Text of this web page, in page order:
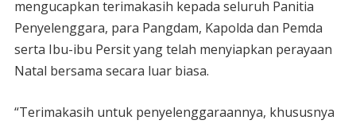
mengucapkan terimakasih kepada seluruh Panitia
Penyelenggara, para Pangdam, Kapolda dan Pemda
serta Ibu-ibu Persit yang telah menyiapkan perayaan
Natal bersama secara luar biasa.
“Terimakasih untuk penyelenggaraannya, khususnya